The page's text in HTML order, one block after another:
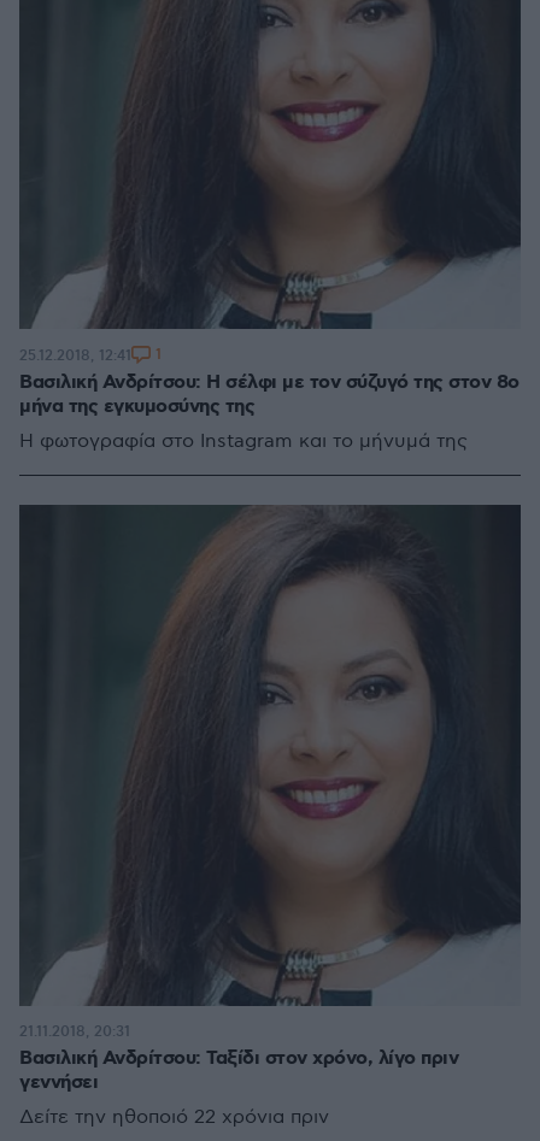
Βασιλική Ανδρίτσου: Η σέλφι με τον σύζυγό της στον 8ο
μήνα της εγκυμοσύνης της
Η φωτογραφία στο Instagram και το μήνυμά της
25.12.2018, 12:41 1
Βασιλική Ανδρίτσου: Ταξίδι στον χρόνο, λίγο πριν
γεννήσει
Δείτε την ηθοποιό 22 χρόνια πριν
21.11.2018, 20:31